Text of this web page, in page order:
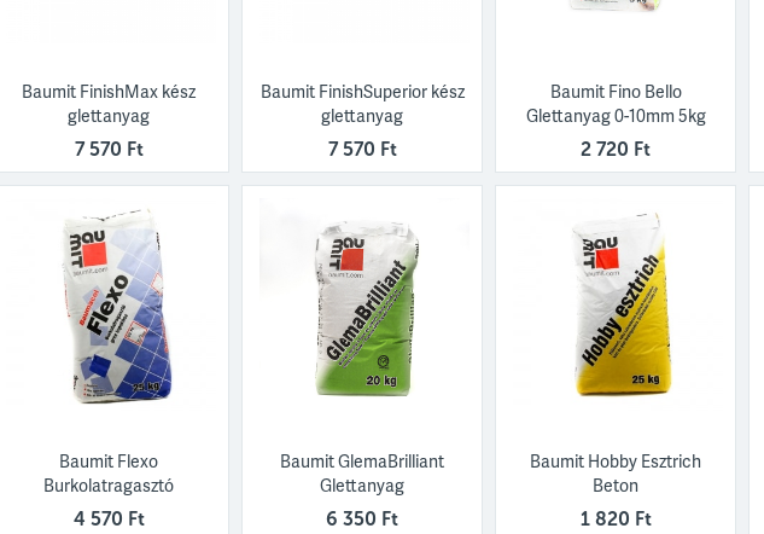
Baumit FinishMax kész
glettanyag
7 570 Ft
Baumit FinishSuperior kész
glettanyag
7 570 Ft
Baumit Fino Bello
Glettanyag 0-10mm 5kg
2 720 Ft
Baumit Flexo
Burkolatragasztó
4 570 Ft
Baumit GlemaBrilliant
Glettanyag
6 350 Ft
Baumit Hobby Esztrich
Beton
1 820 Ft